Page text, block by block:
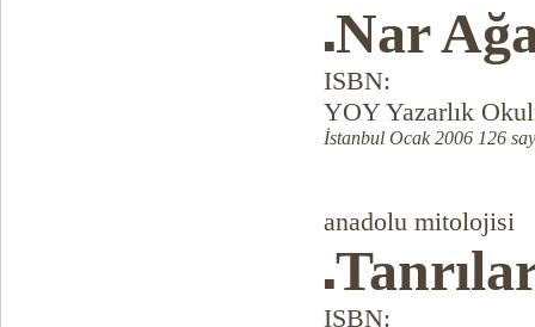
■Nar
ISBN:
YOY Yazarlık
İstanbul Ocak 2006 126
anadolu mitolojisi
■
ISBN: